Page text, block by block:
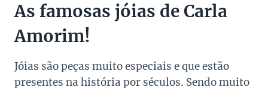
As famosas jóias de Carla
Amorim!
Jóias são peças muito especiais e que estão
presentes na história por séculos. Sendo muito